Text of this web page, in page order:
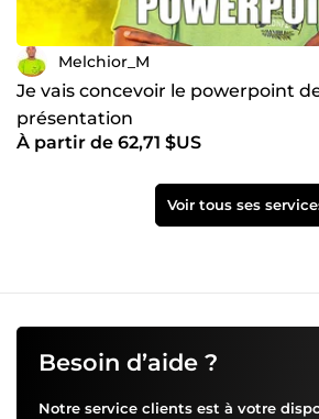
Melchior_M
Je vais concevoir le powerpoint
présentation
À partir de 62,71 $US
Voir tous ses
Besoin d’aide ?
Notre service clients est à votre